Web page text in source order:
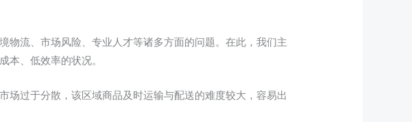
物流、市场风险、专业人才等诸多方面的问题。在此，我们主
、低效率的状况。
过于分散，该区域商品及时运输与配送的难度较大，容易出